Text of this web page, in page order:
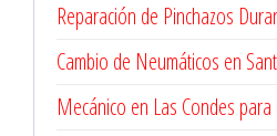
Reparación de Pinchazos
Cambio de Neumáticos en
Mecánico en Las Condes